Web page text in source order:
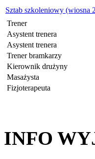
Sztab szkoleniowy (wiosna
Trener
Asystent trenera
Asystent trenera
Trener bramkarzy
Kierownik drużyny
Masażysta
Fizjoterapeuta
INFO